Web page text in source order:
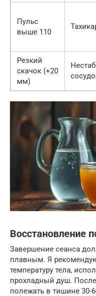
Пульс
выше 110
Резкий
скачок (+20
мм)
Восстановление
Завершение сеанса
плавным. Я
температуру тела,
прохладный душ.
полежать в тишине 30-